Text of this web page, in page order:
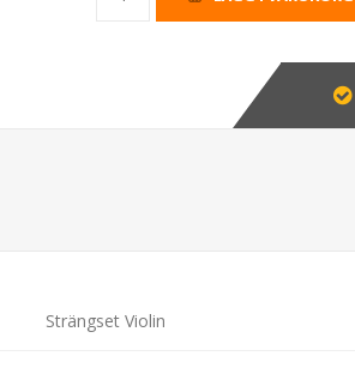
Strängset Violin